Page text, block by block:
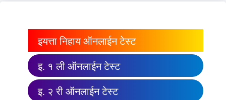
इयत्ता निहाय ऑनलाईन टेस्ट
इ. १ ली ऑनलाईन टेस्ट
इ. २ री ऑनलाईन टेस्ट